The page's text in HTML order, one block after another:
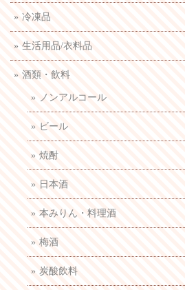
冷凍品
生活用品/衣料品
酒類・飲料
ノンアルコール
ビール
焼酎
日本酒
本みりん・料理酒
梅酒
炭酸飲料